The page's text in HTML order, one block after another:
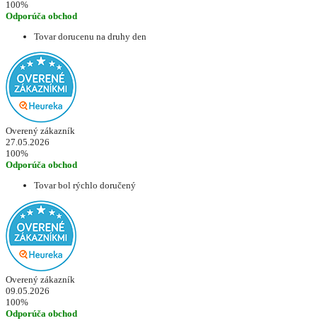
100%
Odporúča obchod
Tovar dorucenu na druhy den
Overený zákazník
27.05.2026
100%
Odporúča obchod
Tovar bol rýchlo doručený
Overený zákazník
09.05.2026
100%
Odporúča obchod